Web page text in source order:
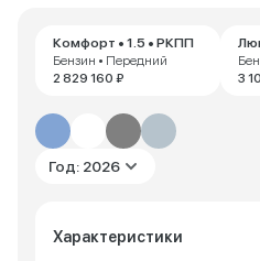
Комфорт • 1.5 • РКПП
Бензин • Передний
2 829 160 ₽
3
Год: 2026
Характеристики